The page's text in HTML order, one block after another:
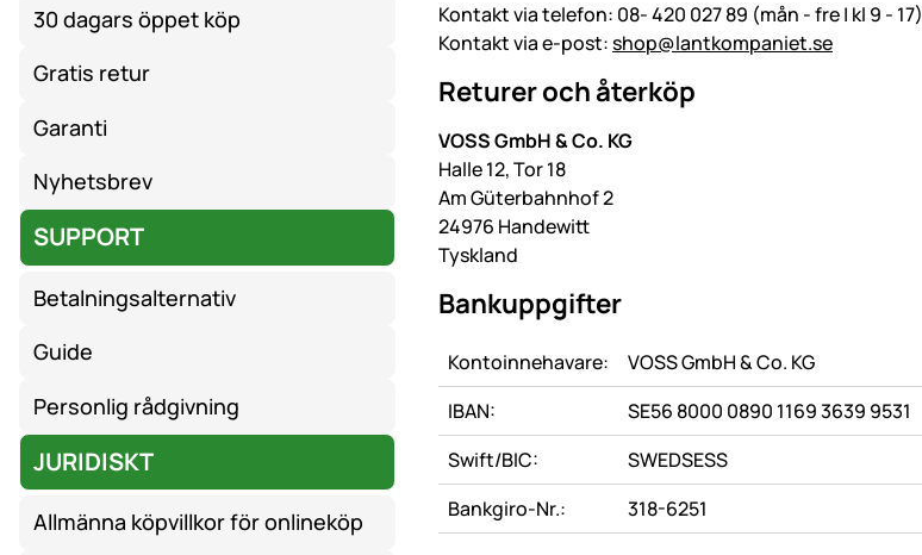
30 dagars öppet köp
Gratis retur
Garanti
Nyhetsbrev
SUPPORT
Betalningsalternativ
Guide
Personlig rådgivning
JURIDISKT
Allmänna köpvillkor för onlineköp
Kontakt via telefon: 08- 420 027 89 (mån - fre | kl 9 - 17)
Kontakt via e-post:shop@lantkompaniet.se
Returer och återköp
VOSS GmbH & Co. KG
Halle 12, Tor 18
Am Güterbahnhof 2
24976 Handewitt
Tyskland
Bankuppgifter
Kontoinnehavare:
VOSS GmbH & Co. KG
IBAN:
SE56 8000 0890 1169 3639 9531
Swift/BIC:
SWEDSESS
Bankgiro-Nr.:
318-6251